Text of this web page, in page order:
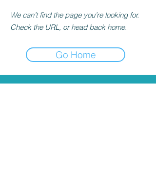
We can’t find the page you’re looking for.
Check the URL, or head back home.
Go Home